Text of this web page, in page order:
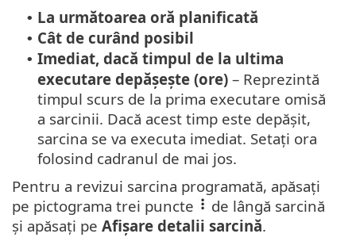
• La următoarea oră planificată
• Cât de curând posibil
• Imediat, dacă timpul de la ultima
executare depășește (ore) – Reprezintă
timpul scurs de la prima executare omisă
a sarcinii. Dacă acest timp este depășit,
sarcina se va executa imediat. Setați ora
folosind cadranul de mai jos.
Pentru a revizui sarcina programată, apăsați
pe pictograma trei puncte
de lângă sarcină
și apăsați pe Afișare detalii sarcină.